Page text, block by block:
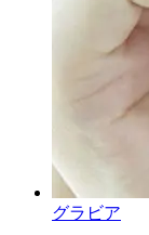
グラビア